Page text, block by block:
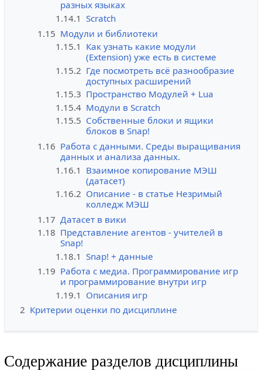
разных языках
1.14.1 Scratch
1.15 Модули и библиотеки
1.15.1 Как узнать какие модули
(Extension) уже есть в системе
1.15.2 Где посмотреть всё разнообразие
доступных расширений
1.15.3 Пространство Модулей + Lua
1.15.4 Модули в Scratch
1.15.5 Собственные блоки и ящики
блоков в Snap!
1.16 Работа с данными. Среды выращивания
данных и анализа данных.
1.16.1 Взаимное копирование МЭШ
(датасет)
1.16.2 Описание - в статье Незримый
колледж МЭШ
1.17 Датасет в вики
1.18 Представление агентов - учителей в
Snap!
1.18.1 Snap! + данные
1.19 Работа с медиа. Программирование игр
и программирование внутри игр
1.19.1 Описания игр
2 Критерии оценки по дисциплине
Содержание разделов дисциплины